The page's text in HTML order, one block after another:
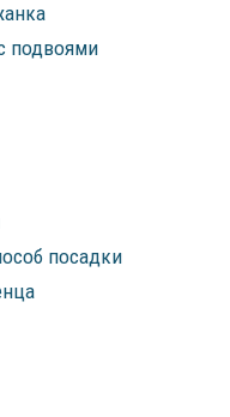
подвоями
посадки